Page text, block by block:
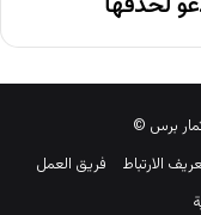
برس ©
الارتباط
فريق العمل